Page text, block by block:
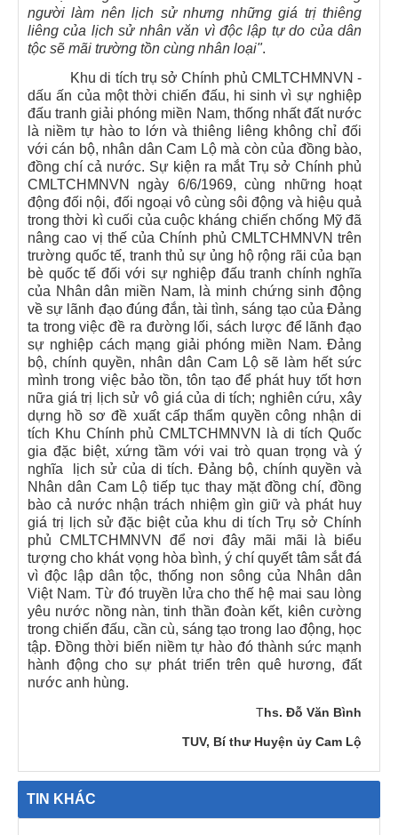
người làm nên lịch sử nhưng những giá trị thiêng
liêng của lịch sử nhân văn vì độc lập tự do của dân
tộc sẽ mãi trường tồn cùng nhân loại".
Khu di tích trụ sở Chính phủ CMLTCHMNVN -
dấu ấn của một thời chiến đấu, hi sinh vì sự nghiệp
đấu tranh giải phóng miền Nam, thống nhất đất nước
là niềm tự hào to lớn và thiêng liêng không chỉ đối
với cán bộ, nhân dân Cam Lộ mà còn của đồng bào,
đồng chí cả nước. Sự kiện ra mắt Trụ sở Chính phủ
CMLTCHMNVN ngày 6/6/1969, cùng những hoạt
động đối nội, đối ngoại vô cùng sôi động và hiệu quả
trong thời kì cuối của cuộc kháng chiến chống Mỹ đã
nâng cao vị thế của Chính phủ CMLTCHMNVN trên
trường quốc tế, tranh thủ sự ủng hộ rộng rãi của bạn
bè quốc tế đối với sự nghiệp đấu tranh chính nghĩa
của Nhân dân miền Nam, là minh chứng sinh động
về sự lãnh đạo đúng đắn, tài tình, sáng tạo của Đảng
ta trong việc đề ra đường lối, sách lược để lãnh đạo
sự nghiệp cách mạng giải phóng miền Nam. Đảng
bộ, chính quyền, nhân dân Cam Lộ sẽ làm hết sức
mình trong việc bảo tồn, tôn tạo để phát huy tốt hơn
nữa giá trị lịch sử vô giá của di tích; nghiên cứu, xây
dựng hồ sơ đề xuất cấp thẩm quyền công nhận di
tích Khu Chính phủ CMLTCHMNVN là di tích Quốc
gia đặc biệt, xứng tầm với vai trò quan trọng và ý
nghĩa lịch sử của di tích. Đảng bộ, chính quyền và
Nhân dân Cam Lộ tiếp tục thay mặt đồng chí, đồng
bào cả nước nhận trách nhiệm gìn giữ và phát huy
giá trị lịch sử đặc biệt của khu di tích Trụ sở Chính
phủ CMLTCHMNVN để nơi đây mãi mãi là biểu
tượng cho khát vọng hòa bình, ý chí quyết tâm sắt đá
vì độc lập dân tộc, thống non sông của Nhân dân
Việt Nam. Từ đó truyền lửa cho thế hệ mai sau lòng
yêu nước nồng nàn, tinh thần đoàn kết, kiên cường
trong chiến đấu, cần cù, sáng tạo trong lao động, học
tập. Đồng thời biến niềm tự hào đó thành sức mạnh
hành động cho sự phát triển trên quê hương, đất
nước anh hùng.
Ths. Đỗ Văn Bình
TUV, Bí thư Huyện ủy Cam Lộ
TIN KHÁC